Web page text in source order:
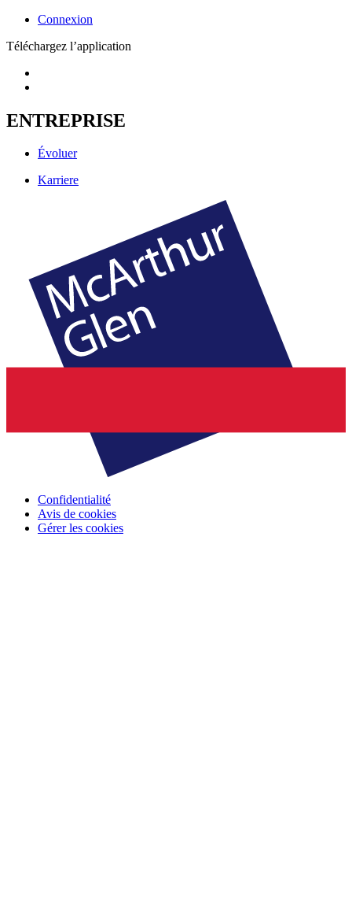
Connexion
Téléchargez l’application
ENTREPRISE
Évoluer
Karriere
Confidentialité
Avis de cookies
Gérer les cookies